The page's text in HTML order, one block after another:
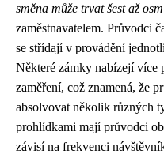
směna může trvat šest až
zaměstnavatelem. Průvodci
se střídají v provádění
Některé zámky nabízejí více
zaměření, což znamená, že
absolvovat několik různých
prohlídkami mají průvodci
závisí na frekvenci